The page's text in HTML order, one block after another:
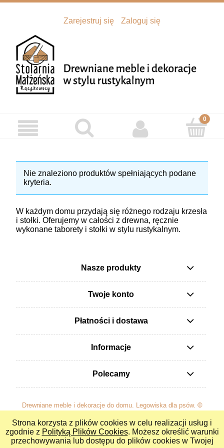
Strona korzysta z plików cookies w celu realizacji usług i
zgodnie z Polityką Plików Cookies. Możesz określić warunki
przechowywania lub dostępu do plików cookies w Twojej
Zarejestruj się Zaloguj się
Nie znaleziono produktów spełniających podane
kryteria.
W każdym domu przydają się różnego rodzaju krzesła
i stołki. Oferujemy w całości z drewna, ręcznie
wykonane taborety i stołki w stylu rustykalnym.
Nasze produkty
Twoje konto
Płatności i dostawa
Informacje
Polecamy
Drewniane meble i dekoracje do domu. Legowiska dla psów. ©
zastrzeżone.
pokaż pełną wersję strony